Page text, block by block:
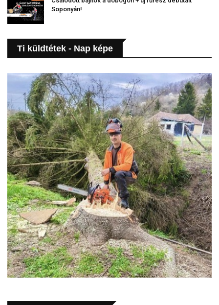
Soponyán!
Ti küldtétek - Nap képe